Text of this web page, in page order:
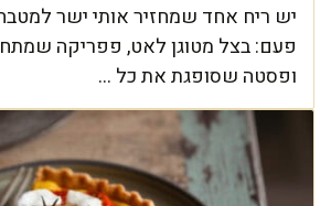
יש ריח אחד שמחזיר אותי ישר
פעם: בצל מטוגן לאט, פפריקה
ופסטה שסופגת את כל ...